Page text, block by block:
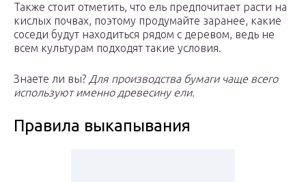
Также стоит отметить, что ель предпочитает расти на
кислых почвах, поэтому продумайте заранее, какие
соседи будут находиться рядом с деревом, ведь не
всем культурам подходят такие условия.
Знаете ли вы? Для производства бумаги чаще всего
используют именно древесину ели.
Правила выкапывания